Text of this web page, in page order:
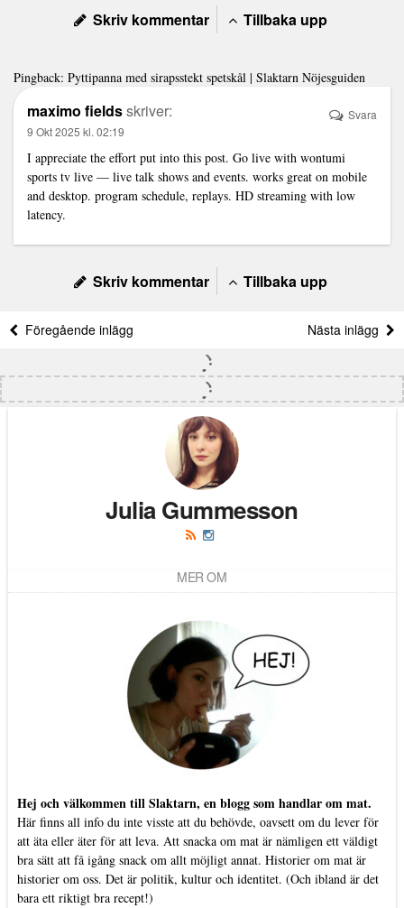
Skriv kommentar Tillbaka upp
Pingback: Pyttipanna med sirapsstekt spetskål | Slaktarn Nöjesguiden
maximo fieldsskriver:
9 Okt 2025 kl. 02:19
I appreciate the effort put into this post. Go live with wontumi
sports tv live — live talk shows and events. works great on mobile
and desktop. program schedule, replays. HD streaming with low
latency.
Svara
Skriv kommentar Tillbaka upp
Föregående inlägg Nästa inlägg
Julia Gummesson
MER OM
Hej och välkommen till Slaktarn, en blogg som handlar om mat.
Här finns all info du inte visste att du behövde, oavsett om du lever för
att äta eller äter för att leva. Att snacka om mat är nämligen ett väldigt
bra sätt att få igång snack om allt möjligt annat. Historier om mat är
historier om oss. Det är politik, kultur och identitet. (Och ibland är det
bara ett riktigt bra recept!)